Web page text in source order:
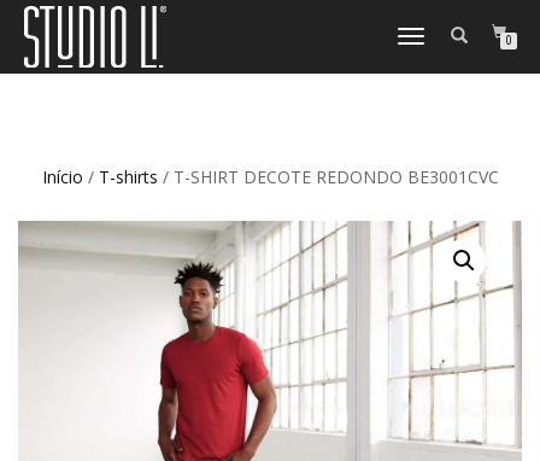
TOGGLE
0
Início / T-shirts / T-SHIRT DECOTE REDONDO BE3001CVC